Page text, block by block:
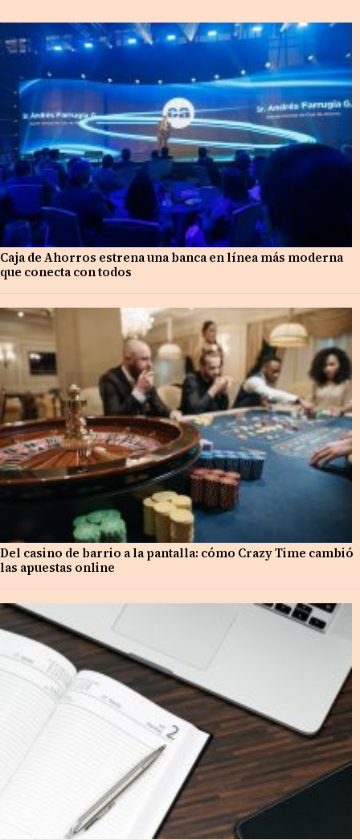
Caja de Ahorros estrena una banca en línea más moderna
que conecta con todos
Del casino de barrio a la pantalla: cómo Crazy Time cambió
las apuestas online